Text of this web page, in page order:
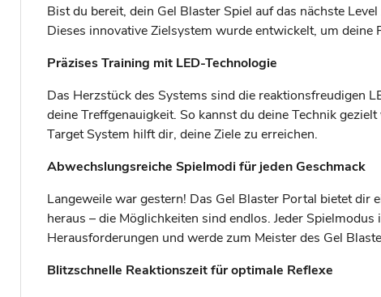
Bist du bereit, dein Gel Blaster Spiel auf das nächste
Dieses innovative Zielsystem wurde entwickelt, um
Präzises Training mit LED-Technologie
Das Herzstück des Systems sind die reaktionsfreudigen
deine Treffgenauigkeit. So kannst du deine Technik
Target System hilft dir, deine Ziele zu erreichen.
Abwechslungsreiche Spielmodi für jeden Geschmack
Langeweile war gestern! Das Gel Blaster Portal bietet dir
heraus – die Möglichkeiten sind endlos. Jeder
Herausforderungen und werde zum Meister des Gel
Blitzschnelle Reaktionszeit für optimale Reflexe